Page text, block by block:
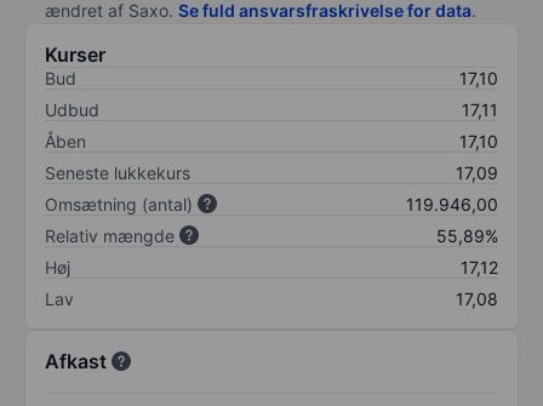
ændret af Saxo. Se fuld ansvarsfraskrivelse for data.
Kurser
Bud
17,10
Udbud
17,11
Åben
17,10
Seneste lukkekurs
17,09
Omsætning (antal)
119.946,00
Relativ mængde
55,89%
Høj
17,12
Lav
17,08
Afkast